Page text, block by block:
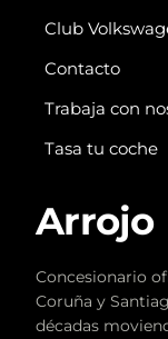
Club
Contacto
Trabaja con
Tasa tu coche
Arrojo
Concesionario
Coruña y
décadas